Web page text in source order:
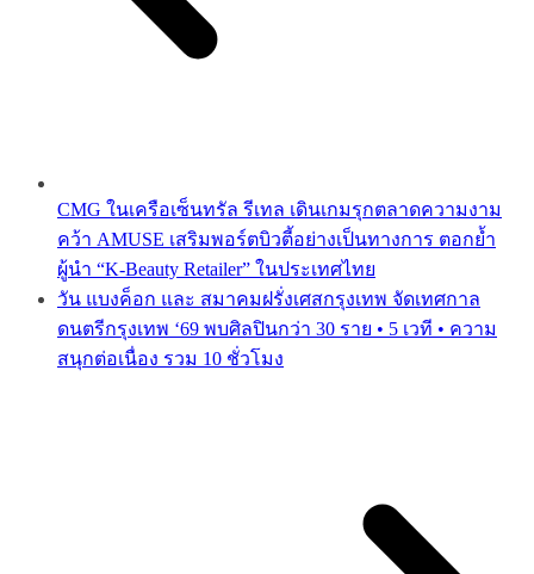
CMG ในเครือเซ็นทรัล รีเทล เดินเกมรุกตลาดความงาม
คว้า AMUSE เสริมพอร์ตบิวตี้อย่างเป็นทางการ ตอกย้ำ
ผู้นำ “K-Beauty Retailer” ในประเทศไทย
วัน แบงค็อก และ สมาคมฝรั่งเศสกรุงเทพ จัดเทศกาล
ดนตรีกรุงเทพ ‘69 พบศิลปินกว่า 30 ราย • 5 เวที • ความ
สนุกต่อเนื่อง รวม 10 ชั่วโมง